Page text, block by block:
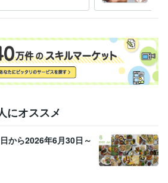
にオススメ
から2026年6月30日～